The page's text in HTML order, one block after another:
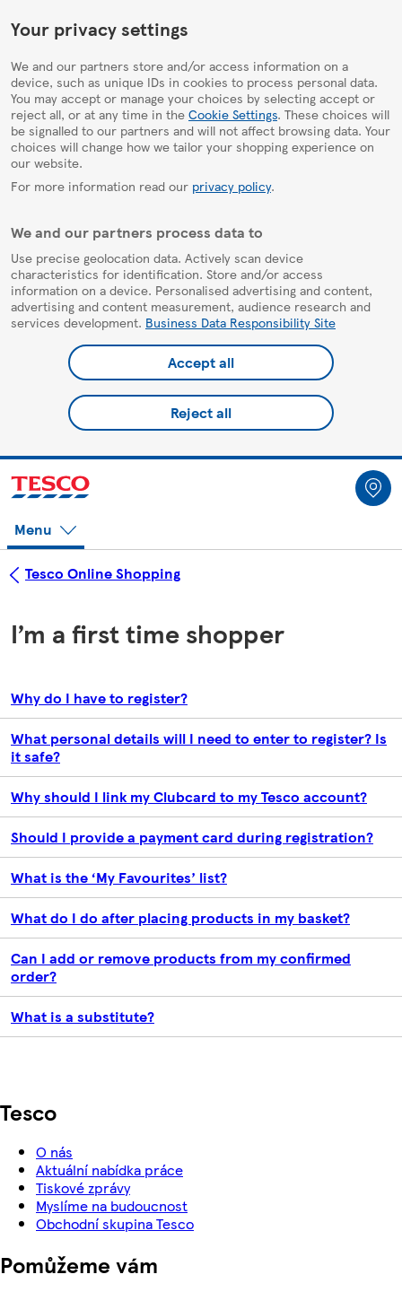
HelpPage
Your privacy settings
We and our partners store and/or access information on a
device, such as unique IDs in cookies to process personal data.
You may accept or manage your choices by selecting accept or
reject all, or at any time in the Cookie Settings. These choices will
be signalled to our partners and will not affect browsing data. Your
choices will change how we tailor your shopping experience on
our website.
For more information read our privacy policy.
We and our partners process data to
Use precise geolocation data. Actively scan device
characteristics for identification. Store and/or access
information on a device. Personalised advertising and content,
advertising and content measurement, audience research and
services development. Business Data Responsibility Site
Accept all
Reject all
Menu
Tesco Online Shopping
I’m a first time shopper
Why do I have to register?
What personal details will I need to enter to register? Is
it safe?
Why should I link my Clubcard to my Tesco account?
Should I provide a payment card during registration?
What is the ‘My Favourites’ list?
What do I do after placing products in my basket?
Can I add or remove products from my confirmed
order?
What is a substitute?
Tesco
O nás
Aktuální nabídka práce
Tiskové zprávy
Myslíme na budoucnost
Obchodní skupina Tesco
Pomůžeme vám